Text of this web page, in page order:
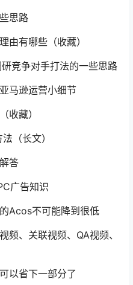
思路
由有哪些（收藏）
竞争对手打法的一些思路
马逊运营小细节
收藏）
（长文）
答
广告知识
Acos不可能降到很低
频、关联视频、QA视频、
以省下一部分了